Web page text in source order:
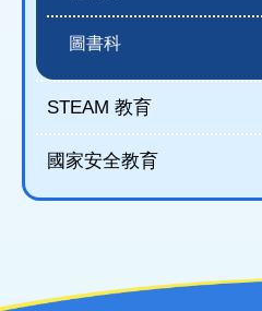
圖書科
STEAM 教育
國家安全教育